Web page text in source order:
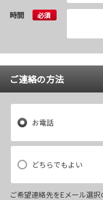
時間 必須
ご連絡の方法
お電話
どちらでもよい
ご希望連絡先をEメール選